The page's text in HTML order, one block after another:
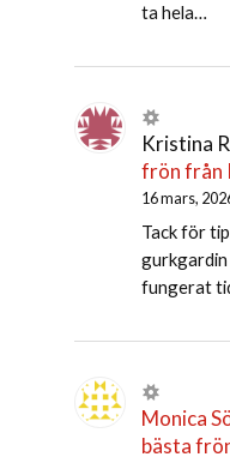
ta hela…
Kristina
frön från
16 mars,
Tack för
fungerat
Monica
bästa